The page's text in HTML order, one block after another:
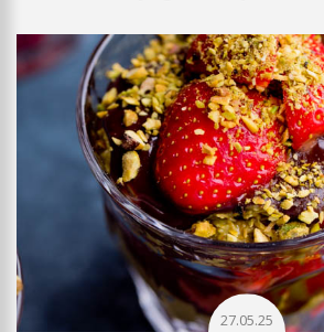
27.05.25